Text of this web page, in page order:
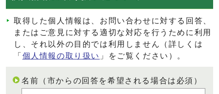
取得した個人情報は、お問い合わせに対する回答、
またはご意見に対する適切な対応を行うために利用
し、それ以外の目的では利用しません（詳しくは
「 個人情報の取り扱い 」をご覧ください）。
名前（市からの回答を希望される場合は必須）